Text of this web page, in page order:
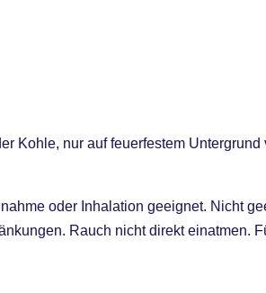
Kohle, nur auf feuerfestem
oder Inhalation geeignet. Nicht
Rauch nicht direkt einatmen.